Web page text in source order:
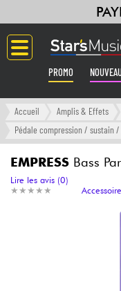
PROMO
Langue
Amplis & Effets
Claviers &
Synthés &
Accueil Amplis & Effets
Pédale compression / sustain
EMPRESS Bass
★ ★ ★ ★ ★
★ ★ ★ ★ ★
Lire les avis (0)